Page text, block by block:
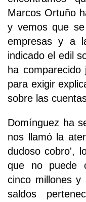
Marcos Ortuño
y vemos que
empresas y a
indicado el edil
ha
para exigir
sobre las
Domínguez ha
nos llamó la
dudoso cobro',
que no puede
cinco millones
saldos